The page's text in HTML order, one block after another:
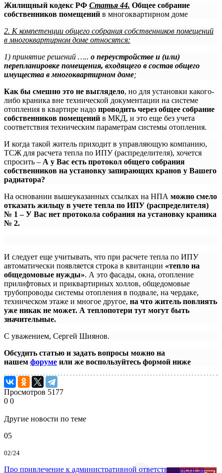
Жилищный кодекс РФ Статья 44. Общее собрание
собственников помещений в многоквартирном доме
2. К компетенции общего собрания собственников помещений
в многоквартирном доме относятся:
1) принятие решений ….. о переустройстве и (или)
перепланировке помещения, входящего в состав общего
имущества в многоквартирном доме;
Как бы смешно это не выглядело, но для установки какого-
либо краника вне технической документации на системе
отопления в квартире надо проводить через общее собрание
собственников помещений в МКД, и это еще без учета
соответствия техническим параметрам системы отопления.
И когда такой житель приходит в управляющую компанию,
ТСЖ для расчета тепла по ИПУ (распределителя), хочется
спросить – А у Вас есть протокол общего собрания
собственников на установку запирающих кранов у Вашего
радиатора?
На основании вышеуказанных ссылках на НПА можно смело
отказать жильцу в учете тепла по ИПУ (распределителя)
№ 1 – У Вас нет протокола собрания на установку краника
№ 2.
И следует еще учитывать, что при расчете тепла по ИПУ
автоматически появляется строка в квитанции «тепло на
общедомовые нужды». А это фасады, окна, отопление
прилифтовых и приквартирных холлов, общедомовые
трубопроводы системы отопления в подвале, на чердаке,
техническом этаже и многое другое, на что житель повлиять
уже никак не может. А теплопотери тут могут быть
значительные.
С уважением, Сергей Шиянов.
Обсудить статью и задать вопросы можно на
нашем форуме или же воспользуйтесь формой ниже
Просмотров 5177
0 0
Другие новости по теме
05
02/24
Про привлечение к административной ответственности за